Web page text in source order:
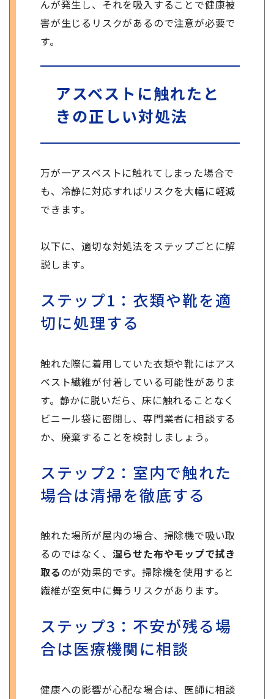
んが発生し、それを吸入することで健康被
害が生じるリスクがあるので注意が必要で
す。
アスベストに触れたと
きの正しい対処法
万が一アスベストに触れてしまった場合で
も、冷静に対応すればリスクを大幅に軽減
できます。
以下に、適切な対処法をステップごとに解
説します。
ステップ1：衣類や靴を適
切に処理する
触れた際に着用していた衣類や靴にはアス
ベスト繊維が付着している可能性がありま
す。静かに脱いだら、床に触れることなく
ビニール袋に密閉し、専門業者に相談する
か、廃棄することを検討しましょう。
ステップ2：室内で触れた
場合は清掃を徹底する
触れた場所が屋内の場合、掃除機で吸い取
るのではなく、 湿らせた布やモップで拭き
取るのが効果的です。掃除機を使用すると
繊維が空気中に舞うリスクがあります。
ステップ3：不安が残る場
合は医療機関に相談
健康への影響が心配な場合は、医師に相談